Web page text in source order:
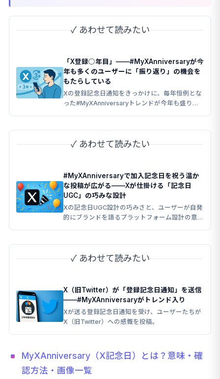
✓ あわせて読みたい
「X登録○年目」——#MyXAnniversaryが今
年も多くのユーザーに「振り返り」の機会を
もたらしている
Xの登録記念日通知をきっかけに、毎年恒例とな
った#MyXAnniversaryトレンドが今年も盛り上
✓ あわせて読みたい
#MyXAnniversaryで加入記念日を祝う温か
な投稿が広がる——Xが仕掛ける「記念日
UGC」の巧みな設計
Xの記念日UGC設計の巧みさと、ユーザーが自発
的にブランドを語るプラットフォーム設計の意図
✓ あわせて読みたい
X（旧Twitter）が「登録記念日通知」を送信
——#MyXAnniversaryがトレンド入り
Xが送る登録記念日通知を受け、ユーザーたちが
X（旧Twitter）への感慨を投稿。
MyXAnniversary（X記念日）とは？意味・確
認方法・画像一覧